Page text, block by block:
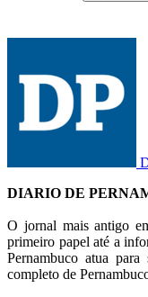
DIARIO DE
O jornal mais antigo
primeiro papel até a
Pernambuco atua
completo de